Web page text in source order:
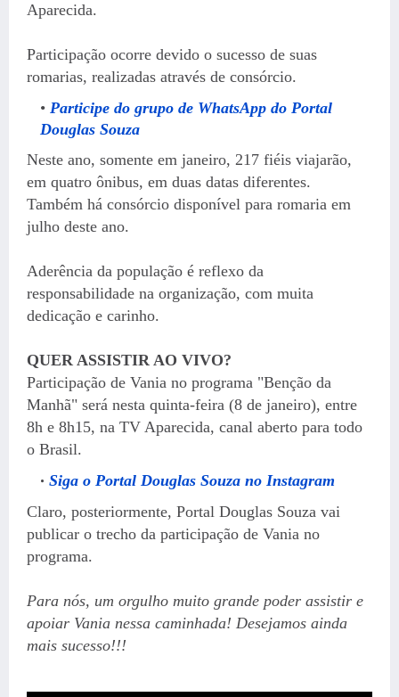
Aparecida.
Participação ocorre devido o sucesso de suas
romarias, realizadas através de consórcio.
Participe do grupo de WhatsApp do Portal
Douglas Souza
Neste ano, somente em janeiro, 217 fiéis viajarão,
em quatro ônibus, em duas datas diferentes.
Também há consórcio disponível para romaria em
julho deste ano.
Aderência da população é reflexo da
responsabilidade na organização, com muita
dedicação e carinho.
QUER ASSISTIR AO VIVO?
Participação de Vania no programa "Benção da
Manhã" será nesta quinta-feira (8 de janeiro), entre
8h e 8h15, na TV Aparecida, canal aberto para todo
o Brasil.
Siga o Portal Douglas Souza no Instagram
Claro, posteriormente, Portal Douglas Souza vai
publicar o trecho da participação de Vania no
programa.
Para nós, um orgulho muito grande poder assistir e
apoiar Vania nessa caminhada! Desejamos ainda
mais sucesso!!!